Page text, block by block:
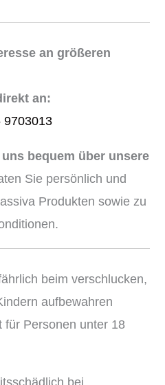
an größeren
an:
9703013
bequem über unsere
Sie persönlich und
Produkten sowie zu
bei